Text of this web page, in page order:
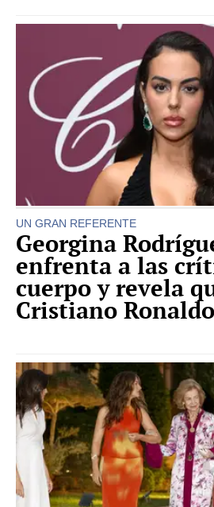
UN GRAN REFERENTE
Georgina
enfrenta a las
cuerpo y revela
Cristiano Ronaldo